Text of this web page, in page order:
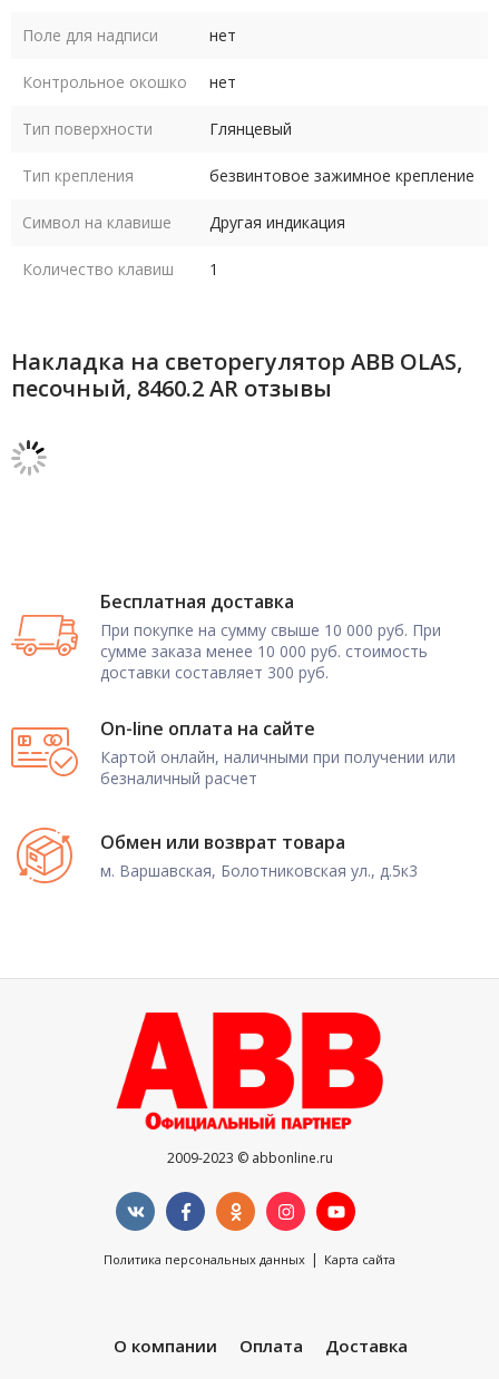
Поле для надписи нет
Контрольное окошко нет
Тип поверхности Глянцевый
Тип крепления безвинтовое зажимное крепление
Символ на клавише Другая индикация
Количество клавиш 1
Накладка на светорегулятор ABB OLAS,
песочный, 8460.2 AR отзывы
Бесплатная доставка
При покупке на сумму свыше 10 000 руб. При
сумме заказа менее 10 000 руб. стоимость
доставки составляет 300 руб.
On-line оплата на сайте
Картой онлайн, наличными при получении или
безналичный расчет
Обмен или возврат товара
м. Варшавская, Болотниковская ул., д.5к3
2009-2023 © abbonline.ru
Политика персональных данных | Карта сайта
О компании Оплата
Доставка